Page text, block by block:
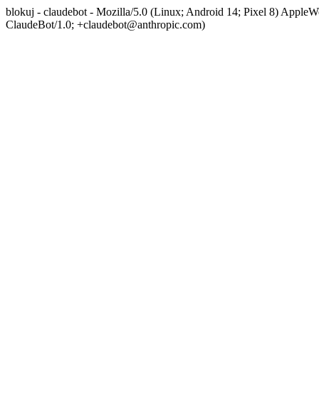
blokuj - claudebot - Mozilla/5.0 (Linux; Android 14; Pixel 8)
ClaudeBot/1.0; +claudebot@anthropic.com)